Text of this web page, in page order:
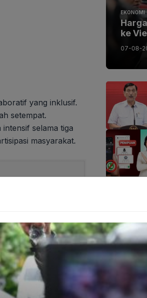
yang inklusif.
setempat.
selama tiga
masyarakat.
Diburu Dunia
EKONOMI
ke
07-08-